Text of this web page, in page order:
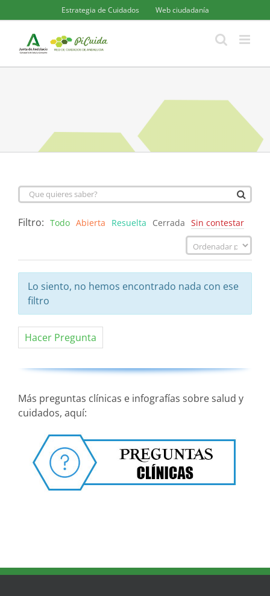
al
contenido
Estrategia de Cuidados Web ciudadanía
Filtro: Todo Abierta Resuelta Cerrada Sin contestar
Lo siento, no hemos encontrado nada con ese
filtro
Hacer Pregunta
Más preguntas clínicas e infografías sobre salud y
cuidados, aquí: